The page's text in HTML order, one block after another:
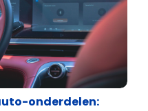
onderdelen: